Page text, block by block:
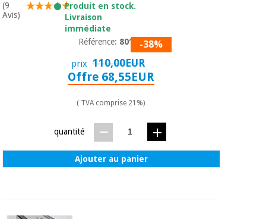
(9
Avis)
Produit en stock.
Livraison
immédiate
Référence: 80101-38%
prix 110,00EUR
Offre 68,55EUR
( TVA comprise 21%)
quantité
Ajouter au panier